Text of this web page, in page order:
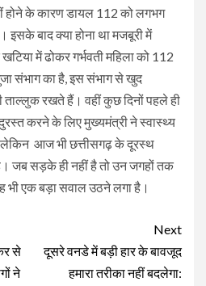
होने के कारण डायल 112 को लगभग
बाद क्या होना था मजबूरी में
में ढोकर गर्भवती महिला को 112
संभाग का है, इस संभाग से खुद
ताल्लुक रखते हैं। वहीं कुछ दिनों पहले ही
करने के लिए मुख्यमंत्री ने स्वास्थ्य
लेकिन आज भी छत्तीसगढ़ के दूरस्थ
जब सड़के ही नहीं है तो उन जगहों तक
एक बड़ा सवाल उठने लगा है।
से
ने
Next
दूसरे वनडे में बड़ी हार के बावजूद
हमारा तरीका नहीं बदलेगा: